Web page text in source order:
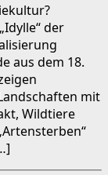
der
aus dem 18.
mit
Wildtiere